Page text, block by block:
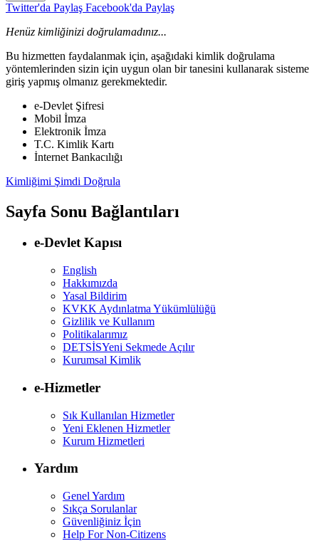
Twitter'da Paylaş Facebook'da Paylaş
Henüz kimliğinizi doğrulamadınız...
Bu hizmetten faydalanmak için, aşağıdaki kimlik doğrulama
yöntemlerinden sizin için uygun olan bir tanesini kullanarak sisteme
giriş yapmış olmanız gerekmektedir.
e-Devlet Şifresi
Mobil İmza
Elektronik İmza
T.C. Kimlik Kartı
İnternet Bankacılığı
Kimliğimi Şimdi Doğrula
Sayfa Sonu Bağlantıları
e-Devlet Kapısı
English
Hakkımızda
Yasal Bildirim
KVKK Aydınlatma Yükümlülüğü
Gizlilik ve Kullanım
Politikalarımız
DETSİSYeni Sekmede Açılır
Kurumsal Kimlik
e-Hizmetler
Sık Kullanılan Hizmetler
Yeni Eklenen Hizmetler
Kurum Hizmetleri
Yardım
Genel Yardım
Sıkça Sorulanlar
Güvenliğiniz İçin
Help For Non-Citizens